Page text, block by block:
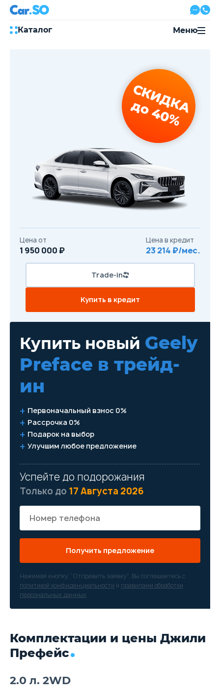
Каталог
8 800 500-03-23
с 08:00 по 20:00, без выходных
Привольная улица, 2, к5
Меню
Купить новый Geely
Preface в трейд-
ин
Первоначальный взнос 0%
Рассрочка 0%
Подарок на выбор
Улучшим любое предложение
Успейте до подорожания
Только до 17 Августа 2026
Получить предложение
Нажимая кнопку “Отправить заявку”, Вы соглашаетесь с
политикой конфиденциальности и правилами обработки
персональных данных
СКИДКА
до 40%
Цена от
1 950 000 ₽
Цена в кредит
23 214 ₽/мес.
Trade-in
Купить в кредит
Комплектации и цены Джили
Префейс
2.0 л. 2WD